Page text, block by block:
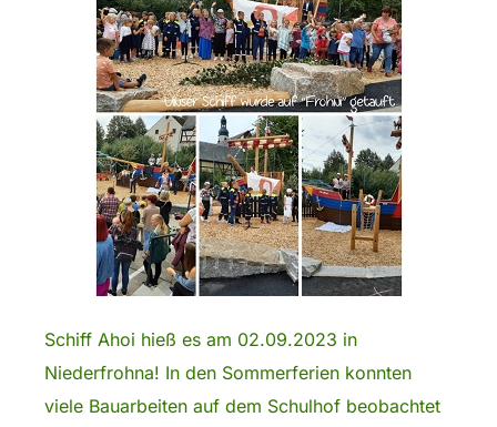
Schiff Ahoi hieß es am 02.09.2023 in
Niederfrohna! In den Sommerferien konnten
viele Bauarbeiten auf dem Schulhof beobachtet